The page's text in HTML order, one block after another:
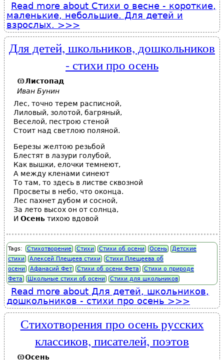
Read more about Стихи о весне - короткие,
маленькие, небольшие. Для детей и
взрослых.
Для детей, школьников, дошкольников
- стихи про осень
Листопад
Иван Бунин
Лес, точно терем расписной,
Лиловый, золотой, багряный,
Веселой, пестрою стеной
Стоит над светлою поляной.
Березы желтою резьбой
Блестят в лазури голубой,
Как вышки, елочки темнеют,
А между кленами синеют
То там, то здесь в листве сквозной
Просветы в небо, что оконца.
Лес пахнет дубом и сосной,
За лето высох он от солнца,
И Осень тихою вдовой
Tags: Стихотворение Стихи Стихи об осени Осень
Детские
стихи
Алексей Плещеев стихи
Стихи Плещеева об
осени
Афанасий Фет Стихи об осени Фета
Стихи о природе
Фета
Школьные стихи об осени Стихи для школьников
Read more about Для детей, школьников,
дошкольников - стихи про осень
Стихотворения про осень русских
классиков, писателей, поэтов
Осень